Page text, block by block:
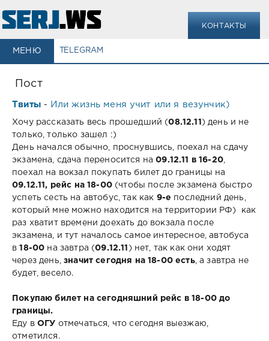
КОНТАКТЫ
МЕНЮ TELEGRAM
Пост
Твиты - Или жизнь меня учит или я везунчик)
Хочу рассказать весь прошедший (08.12.11 ) день и не
только, только зашел :)
День начался обычно, проснувшись, поехал на сдачу
экзамена, сдача переносится на09.12.11 в 16-20,
поехал на вокзал покупать билет до границы на
09.12.11, рейс
на18-00(чтобы после экзамена быстро
успеть сесть на автобус, так как 9-е последний день,
который мне можно находится на территории РФ) как
раз хватит времени доехать до вокзала после
экзамена, и тут началось самое интересное, автобуса
в18-00 на завтра (09.12.11 ) нет, так как они ходят
через день,значит сегодня на 18-00 есть, а завтра не
будет, весело.
Покупаю билет на сегодняшний рейс в 18-00 до
границы.
Еду вОГУ отмечаться, что сегодня выезжаю,
отметился.